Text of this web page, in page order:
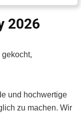
2026
und hochwertige
zu machen. Wir